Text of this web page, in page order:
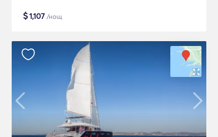
$1,107 /нощ